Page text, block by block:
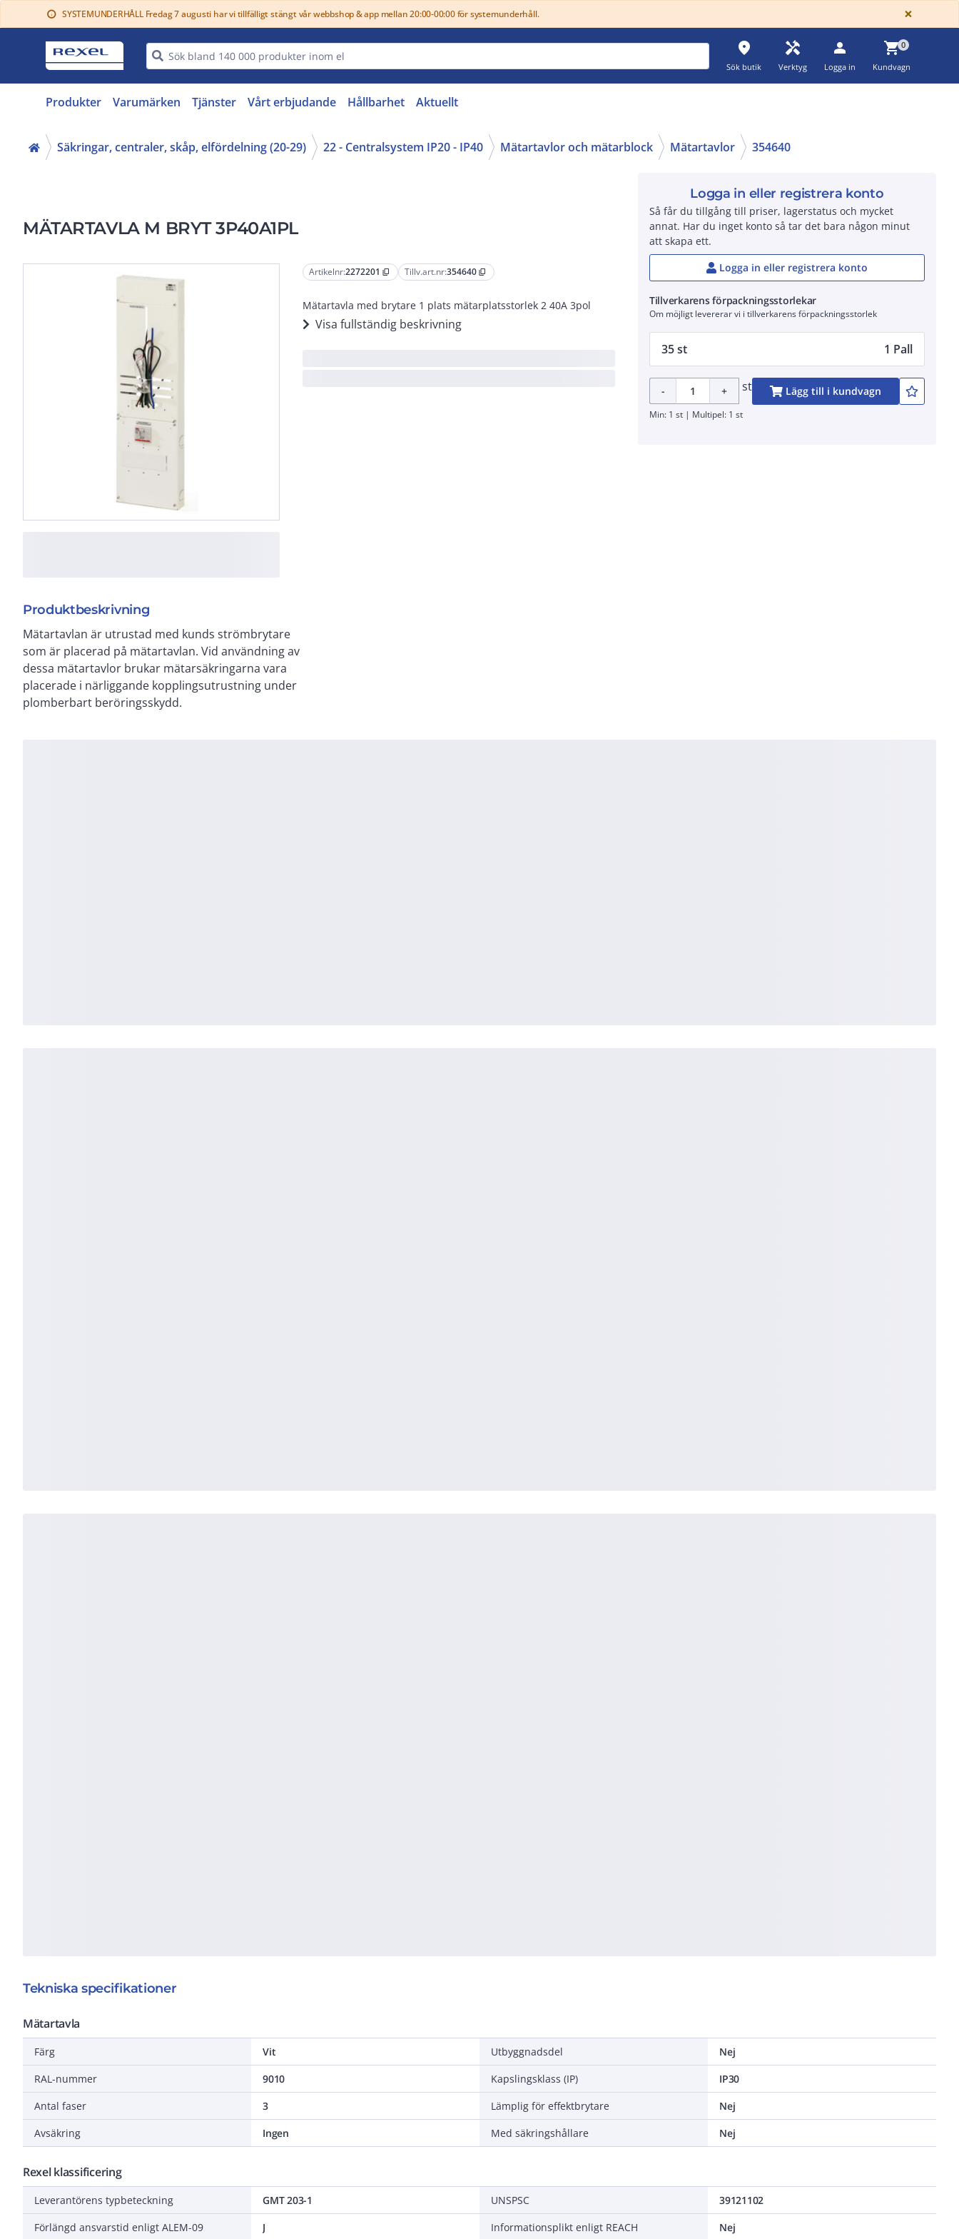
info SYSTEMUNDERHÅLL Fredag 7 augusti har vi tillfälligt stängt vår webbshop & app mellan 20:00-00:00 för systemunderhåll. ×
place
Sök butik
handyman
Verktyg
person
Logga in
shopping_cart0
Kundvagn
Produkter Varumärken Tjänster Vårt erbjudande Hållbarhet Aktuellt
Säkringar, centraler, skåp, elfördelning (20-29) 22 - Centralsystem IP20 - IP40 Mätartavlor och mätarblock Mätartavlor 354640
MÄTARTAVLA M BRYT 3P40A1PL
Artikelnr:2272201 content_copy Tillv.art.nr:354640 content_copy
Mätartavla med brytare 1 plats mätarplatsstorlek 2 40A 3pol
Visa fullständig beskrivning
Produktbeskrivning
Mätartavlan är utrustad med kunds strömbrytare
som är placerad på mätartavlan. Vid användning av
dessa mätartavlor brukar mätarsäkringarna vara
placerade i närliggande kopplingsutrustning under
plomberbart beröringsskydd.
Logga in eller registrera konto
Så får du tillgång till priser, lagerstatus och mycket
annat. Har du inget konto så tar det bara någon minut
att skapa ett.
Logga in eller registrera konto
Tillverkarens förpackningsstorlekar
Om möjligt levererar vi i tillverkarens förpackningsstorlek
35 st 1 Pall
- + st Lägg till i kundvagn
Min: 1 st | Multipel: 1 st
Tekniska specifikationer
Mätartavla
Färg
Vit
RAL-nummer
9010
Antal faser
3
Avsäkring
Ingen
Utbyggnadsdel
Nej
Kapslingsklass (IP)
IP30
Lämplig för effektbrytare
Nej
Med säkringshållare
Nej
Rexel klassificering
Leverantörens typbeteckning
GMT 203-1
Förlängd ansvarstid enligt ALEM-09
J
UNSPSC
39121102
Informationsplikt enligt REACH
Nej